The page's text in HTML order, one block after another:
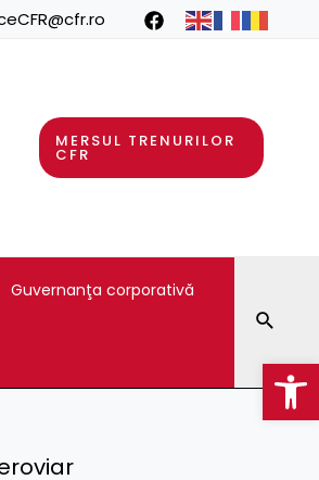
MERSUL TRENURILOR
CFR
Guvernanţa corporativă